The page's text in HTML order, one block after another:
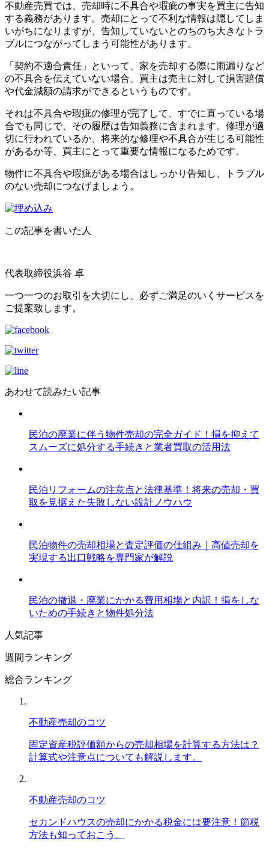
不動産売買では、売却時に不具合や瑕疵の事実を買主に告知
する義務があります。売却にとって不利な情報は隠してしま
いがちになりますが、告知していないとのちのち大きなトラ
ブルにつながってしまう可能性があります。
「契約不適合責任」といって、家を売却する際に雨漏りなど
の不具合を伝えていない場合、買主は売主に対して損害賠償
や代金減額の請求ができるというものです。
それは不具合や瑕疵の修理が完了して、すでに直っている場
合でも同じで、その履歴は告知義務に含まれます。修理が適
切に行われているか、将来的な修理や不具合が生じる可能性
があるか等、買主にとって重要な情報になるためです。
物件に不具合や瑕疵がある場合はしっかり告知し、トラブル
のない売却につなげましょう。
この記事を書いた人
代表取締役浜谷 卓
一つ一つのお取引を大切にし、必ずご満足のいくサービスを
ご提案致します。
あわせて読みたい記事
民泊の廃業に伴う物件売却の完全ガイド！損を抑えて
スムーズに処分する手続きと業者買取の活用法
民泊リフォームの注意点と法律基準！将来の売却・買
取を見据えた失敗しない設計ノウハウ
民泊物件の売却相場と査定評価の仕組み｜高値売却を
実現する出口戦略を専門家が解説
民泊の撤退・廃業にかかる費用相場と内訳！損をしな
いための手続きと物件処分法
人気記事
週間ランキング
総合ランキング
不動産売却のコツ
固定資産税評価額からの売却相場を計算する方法は？
計算式や注意点についても解説します。
不動産売却のコツ
セカンドハウスの売却にかかる税金には要注意！節税
方法も知っておこう。